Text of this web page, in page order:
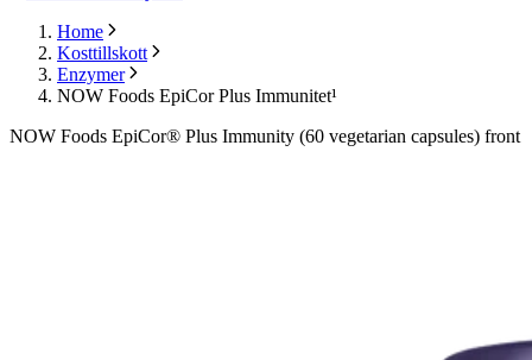
Home
Kosttillskott
Enzymer
NOW Foods EpiCor Plus Immunitet¹
NOW Foods EpiCor® Plus Immunity (60 vegetarian capsules) front